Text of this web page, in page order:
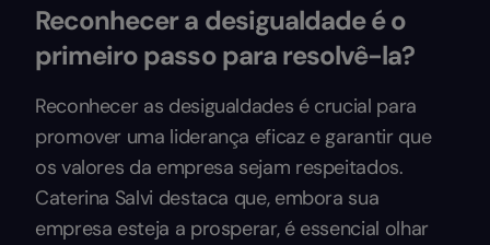
Reconhecer a desigualdade é o
primeiro passo para resolvê-la?
Reconhecer as desigualdades é crucial para
promover uma liderança eficaz e garantir que
os valores da empresa sejam respeitados.
Caterina Salvi destaca que, embora sua
empresa esteja a prosperar, é essencial olhar